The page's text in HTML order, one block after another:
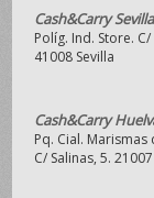
Cash&Carry Sevilla
Políg. Ind. Store.
41008 Sevilla
Cash&Carry
Pq. Cial. Marismas
C/ Salinas, 5.